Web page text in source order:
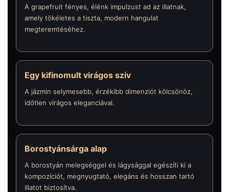
A grapefruit fényes, élénk impulzust ad az illatnak,
amely tökéletes a tiszta, modern hangulat
megteremtéséhez.
Egy kifinomult virágos szív
A jázmin selymesebb, érzékibb dimenziót kölcsönöz,
időtlen virágos eleganciával.
Borostyánsárga alap
A borostyán melegséggel és lágysággal egészíti ki a
kompozíciót, megnyugtató, elegáns és hosszan tartó
illatot biztosítva.